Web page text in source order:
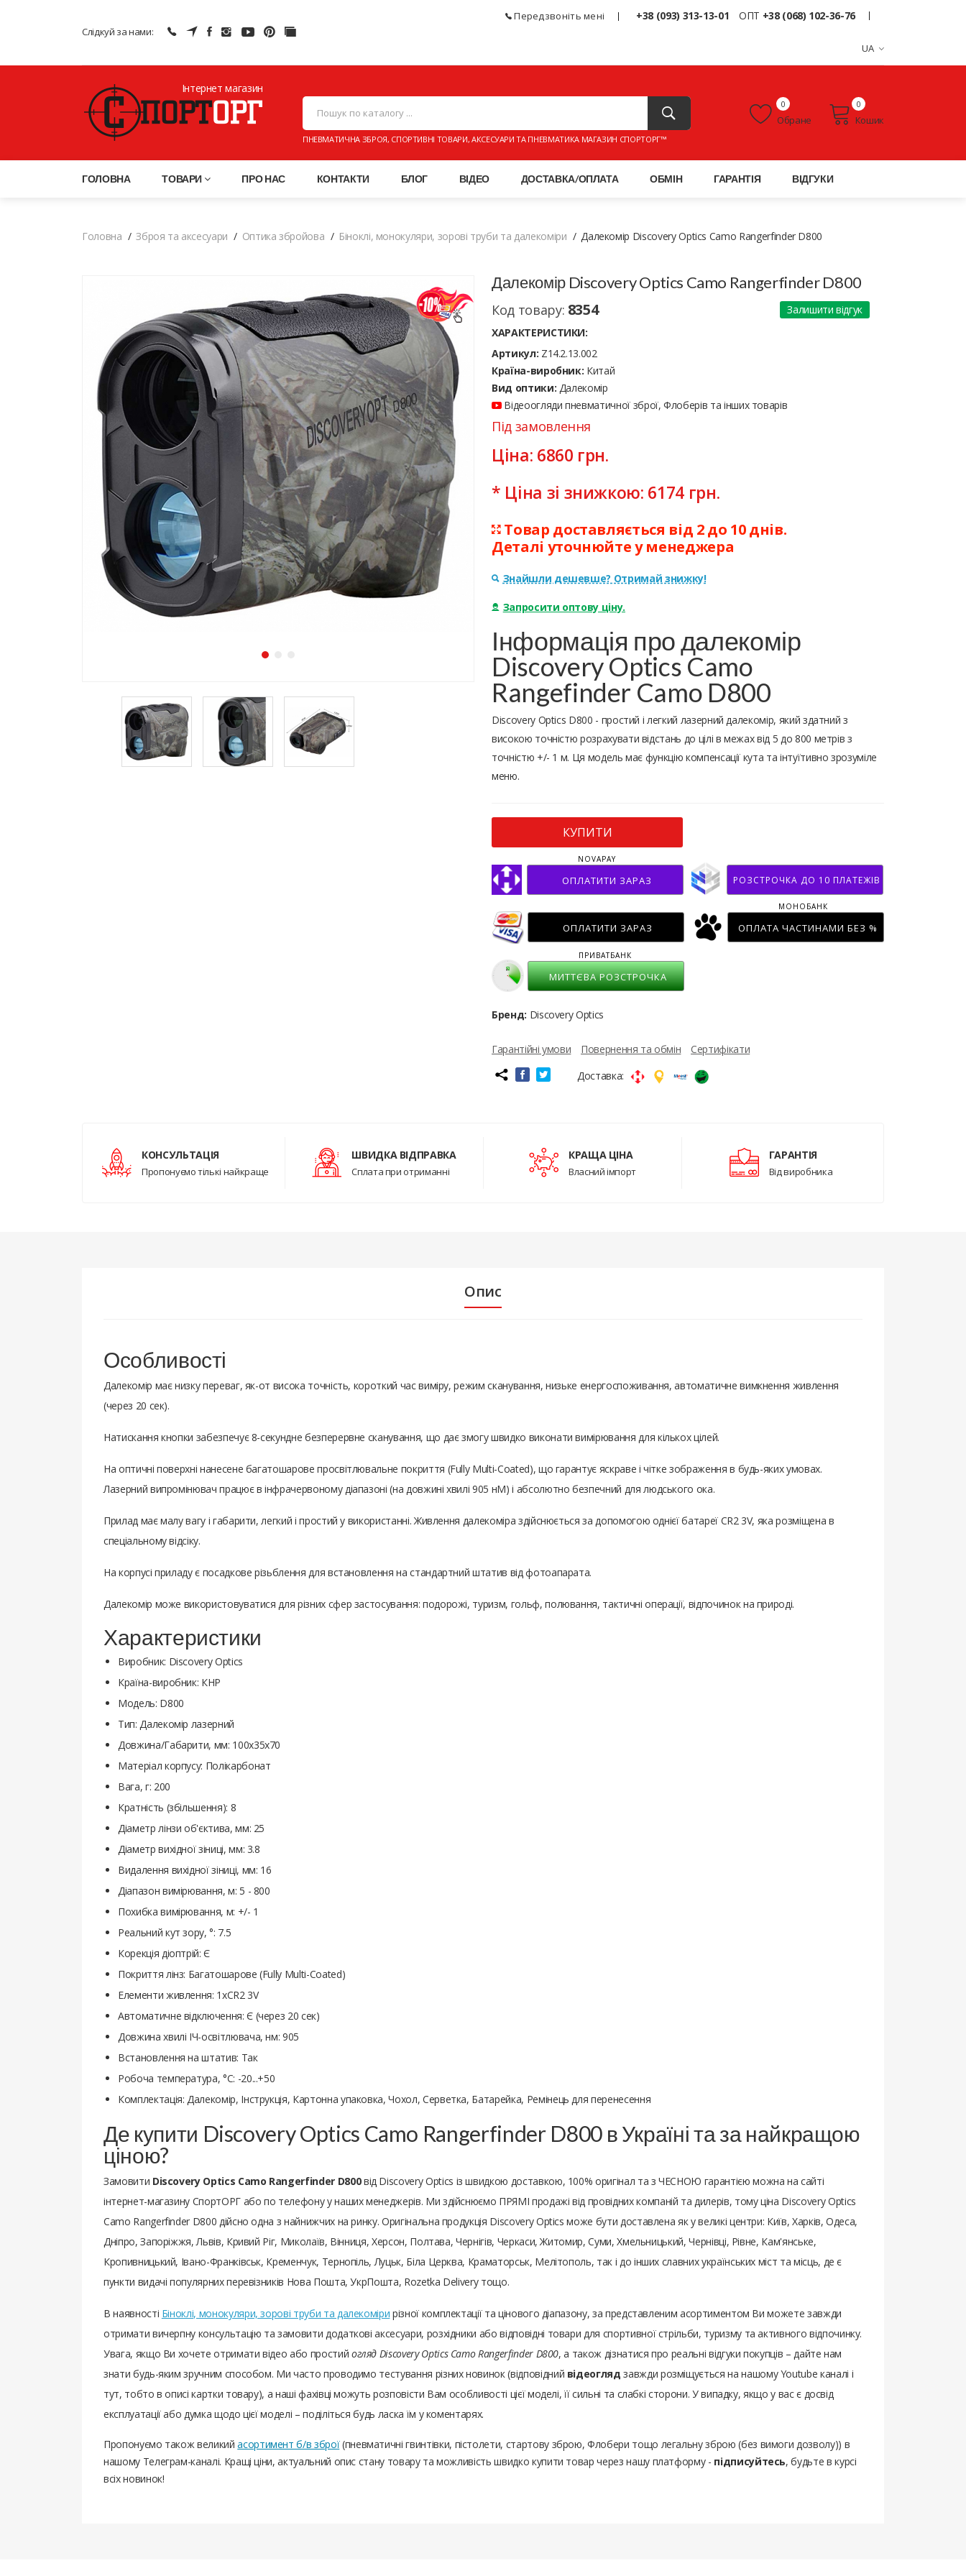
Слідкуй за нами:
Передзвоніть мені +38 (093) 313-13-01 ОПТ +38 (068) 102-36-76
UA
Інтернет магазин
ПНЕВМАТИЧНА ЗБРОЯ, СПОРТИВНІ ТОВАРИ, АКСЕСУАРИ ТА ПНЕВМАТИКА МАГАЗИН СПОРТОРГ™
Обране
0
Кошик
0
ГОЛОВНА ТОВАРИ ПРО НАС КОНТАКТИ БЛОГ ВІДЕО ДОСТАВКА/ОПЛАТА ОБМІН ГАРАНТІЯ ВІДГУКИ
Головна Зброя та аксесуари Оптика збройова Біноклі, монокуляри, зорові труби та далекоміри Далекомір Discovery Optics Camo Rangerfinder D800
Далекомір Discovery Optics Camo Rangerfinder D800
Код товару: 8354
Залишити відгук
ХАРАКТЕРИСТИКИ:
Артикул: Z14.2.13.002
Країна-виробник: Китай
Вид оптики: Далекомір
Відеоогляди пневматичної зброї, Флоберів та інших товарів
Під замовлення
Ціна: 6860 грн.
* Ціна зі знижкою: 6174грн.
Товар доставляється від 2 до 10 днів.
Деталі уточнюйте у менеджера
Знайшли дешевше? Отримай знижку!
Запросити оптову ціну.
Інформація про далекомір
Discovery Optics Camo
Rangefinder Camo D800
Discovery Optics D800 - простий і легкий лазерний далекомір, який здатний з
високою точністю розрахувати відстань до цілі в межах від 5 до 800 метрів з
точністю +/- 1 м. Ця модель має функцію компенсації кута та інтуїтивно зрозуміле
меню.
КУПИТИ
ОПЛАТИТИ ЗАРАЗ
NOVAPAY
РОЗСТРОЧКА ДО 10 ПЛАТЕЖІВ
ОПЛАТИТИ ЗАРАЗ ОПЛАТА ЧАСТИНАМИ БЕЗ %
МОНОБАНК
МИТТЄВА РОЗСТРОЧКА
ПРИВАТБАНК
Бренд: Discovery Optics
Гарантійні умови Повернення та обмін
Сертифікати
Доставка:
КОНСУЛЬТАЦІЯ
Пропонуємо тількі найкраще
ШВИДКА ВІДПРАВКА
Сплата при отриманні
КРАЩА ЦІНА
Власний імпорт
ГАРАНТІЯ
Від виробника
Опис
Особливості
Далекомір має низку переваг, як-от висока точність, короткий час виміру, режим сканування, низьке енергоспоживання, автоматичне вимкнення живлення
(через 20 сек).
Натискання кнопки забезпечує 8-секундне безперервне сканування, що дає змогу швидко виконати вимірювання для кількох цілей.
На оптичні поверхні нанесене багатошарове просвітлювальне покриття (Fully Multi-Coated), що гарантує яскраве і чітке зображення в будь-яких умовах.
Лазерний випромінювач працює в інфрачервоному діапазоні (на довжині хвилі 905 нМ) і абсолютно безпечний для людського ока.
Прилад має малу вагу і габарити, легкий і простий у використанні. Живлення далекоміра здійснюється за допомогою однієї батареї CR2 3V, яка розміщена в
спеціальному відсіку.
На корпусі приладу є посадкове різьблення для встановлення на стандартний штатив від фотоапарата.
Далекомір може використовуватися для різних сфер застосування: подорожі, туризм, гольф, полювання, тактичні операції, відпочинок на природі.
Характеристики
Виробник: Discovery Optics
Країна-виробник: КНР
Модель: D800
Тип: Далекомір лазерний
Довжина/Габарити, мм: 100x35x70
Матеріал корпусу: Полікарбонат
Вага, г: 200
Кратність (збільшення): 8
Діаметр лінзи об'єктива, мм: 25
Діаметр вихідної зіниці, мм: 3.8
Видалення вихідної зіниці, мм: 16
Діапазон вимірювання, м: 5 - 800
Похибка вимірювання, м: +/- 1
Реальний кут зору, °: 7.5
Корекція діоптрій: Є
Покриття лінз: Багатошарове (Fully Multi-Coated)
Елементи живлення: 1xCR2 3V
Автоматичне відключення: Є (через 20 сек)
Довжина хвилі ІЧ-освітлювача, нм: 905
Встановлення на штатив: Так
Робоча температура, °C: -20...+50
Комплектація: Далекомір, Інструкція, Картонна упаковка, Чохол, Серветка, Батарейка, Ремінець для перенесення
Де купити Discovery Optics Camo Rangerfinder D800 в Україні та за найкращою
ціною?
Замовити Discovery Optics Camo Rangerfinder D800від Discovery Optics із швидкою доставкою, 100% оригінал та з ЧЕСНОЮ гарантією можна на сайті
інтернет-магазину СпортОРГ або по телефону у наших менеджерів. Ми здійснюємо ПРЯМІ продажі від провідних компаній та дилерів, тому ціна Discovery Optics
Camo Rangerfinder D800 дійсно одна з найнижчих на ринку. Оригінальна продукція Discovery Optics може бути доставлена ​​як у великі центри: Київ, Харків, Одеса,
Дніпро, Запоріжжя, Львів, Кривий Ріг, Миколаїв, Вінниця, Херсон, Полтава, Чернігів, Черкаси, Житомир, Суми, Хмельницький, Чернівці, Рівне, Кам'янське,
Кропивницький, Івано-Франківськ, Кременчук, Тернопіль, Луцьк, Біла Церква, Краматорськ, Мелітополь, так і до інших славних українських міст та місць, де є
пункти видачі популярних перевізників Нова Пошта, УкрПошта, Rozetka Delivery тощо.
В наявності Біноклі, монокуляри, зорові труби та далекоміри різної комплектації та цінового діапазону, за представленим асортиментом Ви можете завжди
отримати вичерпну консультацію та замовити додаткові аксесуари, розхідники або відповідні товари для спортивної стрільби, туризму та активного відпочинку.
Увага, якщо Ви хочете отримати відео або простий огляд Discovery Optics Camo Rangerfinder D800, а також дізнатися про реальні відгуки покупців – дайте нам
знати будь-яким зручним способом. Ми часто проводимо тестування різних новинок (відповідний відеогляд завжди розміщується на нашому Youtube каналі і
тут, тобто в описі картки товару), а наші фахівці можуть розповісти Вам особливості цієї моделі, її сильні та слабкі сторони. У випадку, якщо у вас є досвід
експлуатації або думка щодо цієї моделі – поділіться будь ласка їм у коментарях.
Пропонуємо також великийасортимент б/в зброї(пневматичні гвинтівки, пістолети, стартову зброю, Флобери тощо легальну зброю (без вимоги дозволу)) в
нашому Телеграм-каналі. Кращі ціни, актуальний опис стану товару та можливість швидко купити товар через нашу платформу - підписуйтесь, будьте в курсі
всіх новинок!